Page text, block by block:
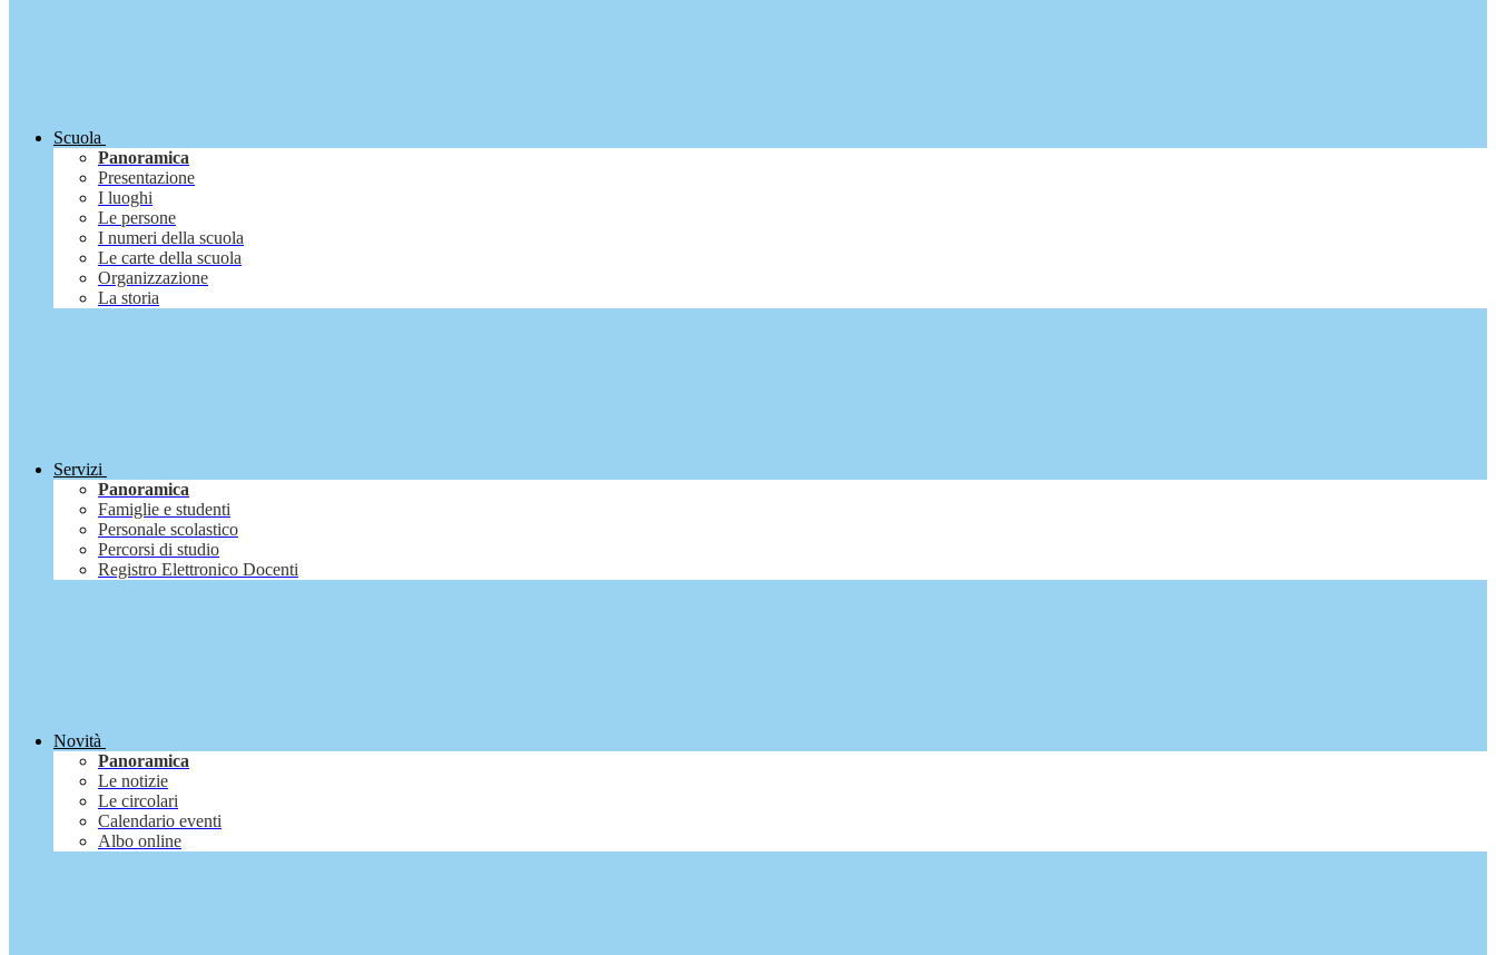
Scuola
Panoramica
Presentazione
I luoghi
Le persone
I numeri della scuola
Le carte della scuola
Organizzazione
La storia
Servizi
Panoramica
Famiglie e studenti
Personale scolastico
Percorsi di studio
Registro Elettronico Docenti
Novità
Panoramica
Le notizie
Le circolari
Calendario eventi
Albo online